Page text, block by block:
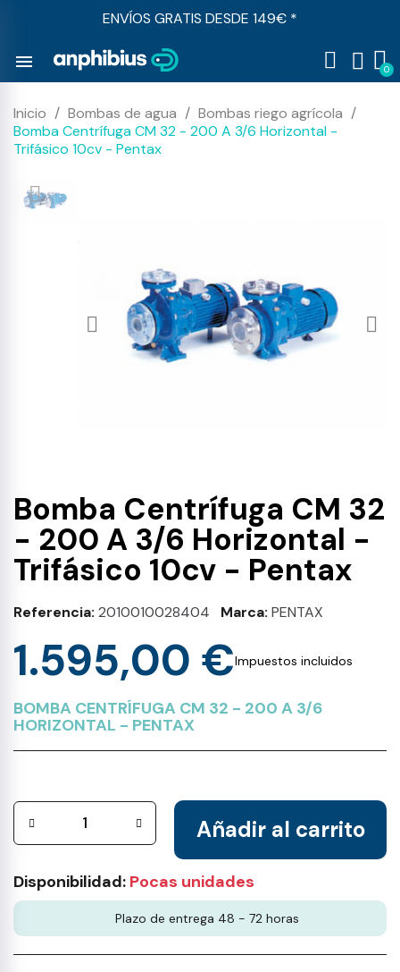
ENVÍOS GRATIS DESDE 149€ *
menu
Inicio Bombas de agua
Bombas riego agrícola
Bomba Centrífuga CM 32 - 200 A 3/6 Horizontal -
Trifásico 10cv - Pentax
Bomba Centrífuga CM 32
- 200 A 3/6 Horizontal -
Trifásico 10cv - Pentax
Referencia 2010010028404 Marca PENTAX
1.595,00 €Impuestos incluidos
BOMBA CENTRÍFUGA CM 32 - 200 A 3/6
HORIZONTAL - PENTAX
Añadir al carrito
Disponibilidad: Pocas unidades
Plazo de entrega 48 - 72 horas